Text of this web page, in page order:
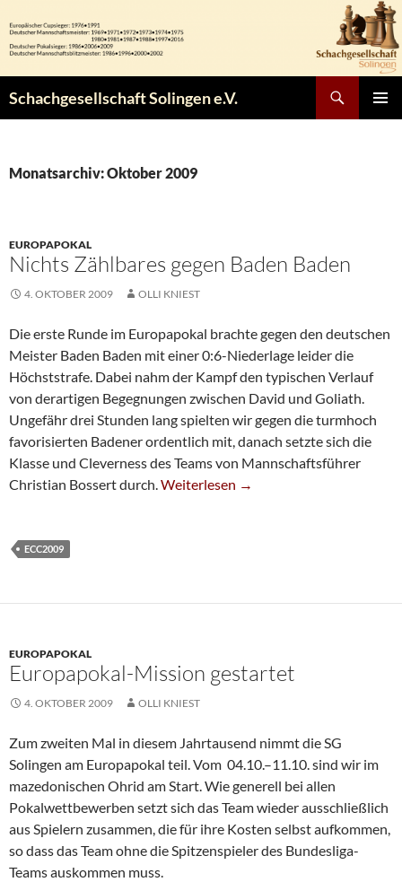
Inhalt
springen
Schachgesellschaft Solingen e.V.
Monatsarchiv: Oktober 2009
EUROPAPOKAL
Nichts Zählbares gegen Baden Baden
4. OKTOBER 2009 OLLI KNIEST
Die erste Runde im Europapokal brachte gegen den deutschen
Meister Baden Baden mit einer 0:6-Niederlage leider die
Höchststrafe. Dabei nahm der Kampf den typischen Verlauf
von derartigen Begegnungen zwischen David und Goliath.
Ungefähr drei Stunden lang spielten wir gegen die turmhoch
favorisierten Badener ordentlich mit, danach setzte sich die
Klasse und Cleverness des Teams von Mannschaftsführer
Christian Bossert durch.Nichts Zählbares Gegen Baden Baden
Weiterlesen →
ECC2009
EUROPAPOKAL
Europapokal-Mission gestartet
4. OKTOBER 2009 OLLI KNIEST
Zum zweiten Mal in diesem Jahrtausend nimmt die SG
Solingen am Europapokal teil. Vom 04.10.–11.10. sind wir im
mazedonischen Ohrid am Start. Wie generell bei allen
Pokalwettbewerben setzt sich das Team wieder ausschließlich
aus Spielern zusammen, die für ihre Kosten selbst aufkommen,
so dass das Team ohne die Spitzenspieler des Bundesliga-
Teams auskommen muss.